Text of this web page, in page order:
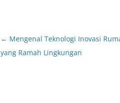
Post
navigation
← Mengenal Teknologi Inovasi
yang Ramah Lingkungan